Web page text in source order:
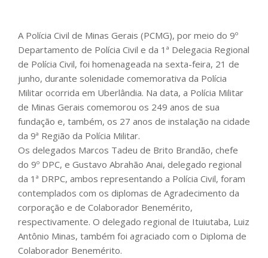
A Polícia Civil de Minas Gerais (PCMG), por meio do 9º
Departamento de Polícia Civil e da 1ª Delegacia Regional
de Polícia Civil, foi homenageada na sexta-feira, 21 de
junho, durante solenidade comemorativa da Polícia
Militar ocorrida em Uberlândia. Na data, a Polícia Militar
de Minas Gerais comemorou os 249 anos de sua
fundação e, também, os 27 anos de instalação na cidade
da 9ª Região da Polícia Militar.
Os delegados Marcos Tadeu de Brito Brandão, chefe
do 9º DPC, e Gustavo Abrahão Anai, delegado regional
da 1ª DRPC, ambos representando a Polícia Civil, foram
contemplados com os diplomas de Agradecimento da
corporação e de Colaborador Benemérito,
respectivamente. O delegado regional de Ituiutaba, Luiz
Antônio Minas, também foi agraciado com o Diploma de
Colaborador Benemérito.